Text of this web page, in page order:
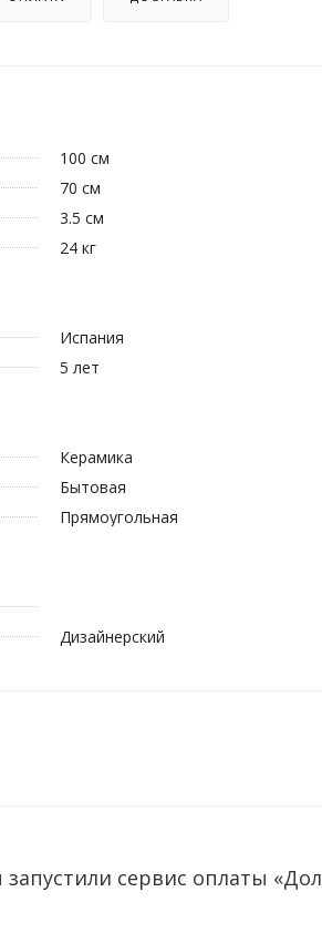
100 см
70 см
3.5 см
24 кг
Испания
5 лет
Керамика
Бытовая
Прямоугольная
Дизайнерский
сервис оплаты